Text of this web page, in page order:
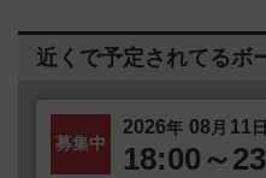
近くで予定されてるボ
募集中
2026年 08 月 11日
18:00～